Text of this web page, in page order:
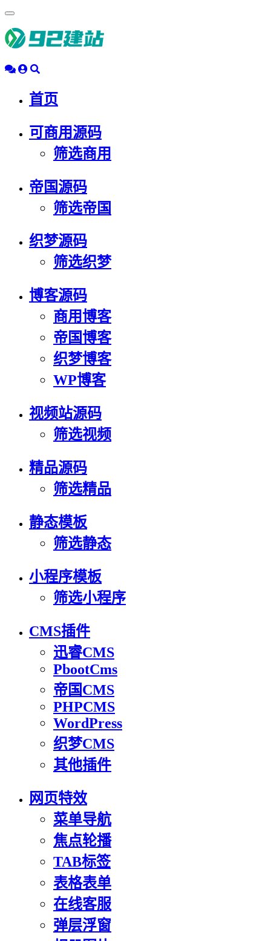
动
导
首页
可商用源码
筛选商用
帝国源码
筛选帝国
织梦源码
筛选织梦
博客源码
商用博客
帝国博客
织梦博客
WP博客
视频站源码
筛选视频
精品源码
筛选精品
静态模板
筛选静态
小程序模板
筛选小程序
CMS插件
迅睿CMS
PbootCms
帝国CMS
PHPCMS
WordPress
织梦CMS
其他插件
网页特效
菜单导航
焦点轮播
TAB标签
表格表单
在线客服
弹层浮窗